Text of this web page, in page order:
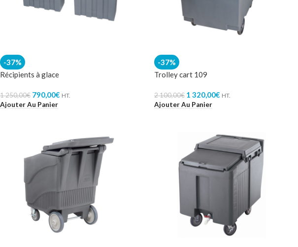
-37%
Récipients à glace
1 250,00€ 790,00€ HT.
Ajouter Au Panier
-37%
Trolley cart 109
2 100,00€ 1 320,00€ HT.
Ajouter Au Panier